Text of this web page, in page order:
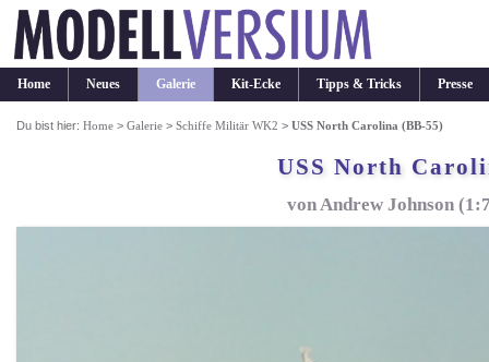
Home Neues Galerie Kit-Ecke Tipps & Tricks Presse
Du bist hier:Home >Galerie >Schiffe Militär WK2 >USS North Carolina (BB-55)
USS North
von Andrew Johnson